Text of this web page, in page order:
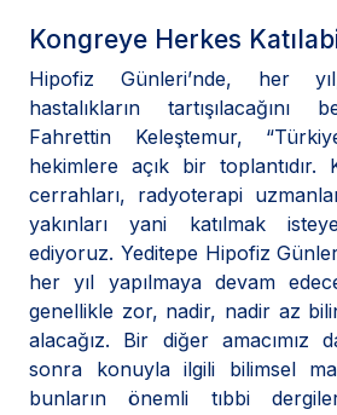
Kongreye Herkes
Hipofiz Günleri’nde, her
hastalıkların
Fahrettin Keleştemur,
hekimlere açık bir toplantıdır.
cerrahları, radyoterapi
yakınları yani katılmak
ediyoruz. Yeditepe Hipofiz
her yıl yapılmaya devam
genellikle zor, nadir, nadir az
alacağız. Bir diğer amacımız
sonra konuyla ilgili bilimsel
bunların önemli tıbbi